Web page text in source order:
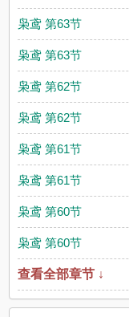
枭鸢 第63节
枭鸢 第63节
枭鸢 第62节
枭鸢 第62节
枭鸢 第61节
枭鸢 第61节
枭鸢 第60节
枭鸢 第60节
查看全部章节 ↓